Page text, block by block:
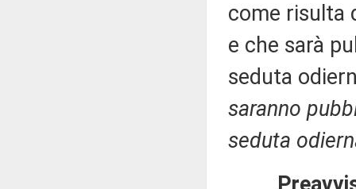
come risulta
e che sarà
seduta
saranno
seduta